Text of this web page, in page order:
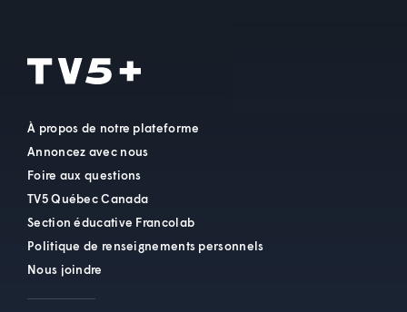
À propos de notre plateforme
Annoncez avec nous
Foire aux questions
TV5 Québec Canada
Section éducative Francolab
Politique de renseignements personnels
Nous joindre